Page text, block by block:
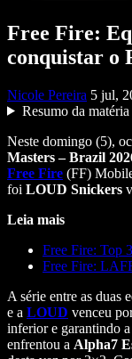
Free Fire:
conquistar o
Nicole Pereira 5 jul,
Resumo da matéria
Neste domingo (5),
Masters – Brazil
Free Fire (FF)
foi LOUD Snickers
Leia mais
Free Fire: Top
Free Fire:
A série entre as duas
e a LOUD venceu
inferior e garantindo
enfrentou a Alpha7